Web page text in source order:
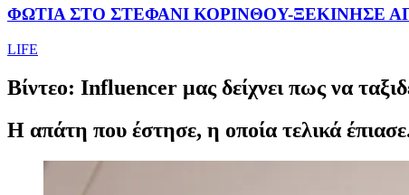
ΦΩΤΙΑ ΣΤΟ ΣΤΕΦΑΝΙ ΚΟΡΙΝΘΟΥ-ΞΕΚΙΝΗΣΕ
LIFE
Βίντεο: Ιnfluencer μας δείχνει πως να
Η απάτη που έστησε, η οποία τελικά